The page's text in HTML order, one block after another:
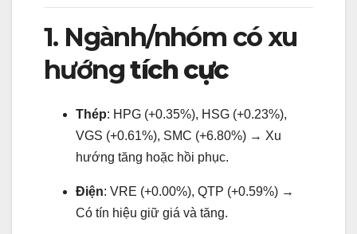
1. Ngành/nhóm có xu
hướngtích cực
Thép: HPG (+0.35%), HSG (+0.23%),
VGS (+0.61%), SMC (+6.80%) → Xu
hướng tăng hoặc hồi phục.
Điện: VRE (+0.00%), QTP (+0.59%) →
Có tín hiệu giữ giá và tăng.